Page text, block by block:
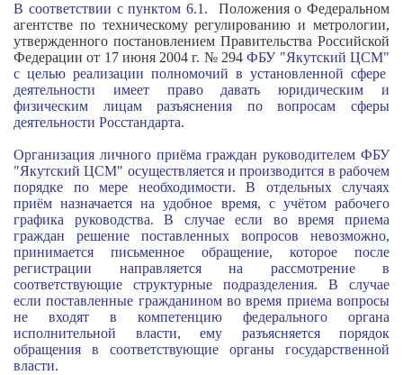
В соответствии с пунктом 6.1.
Положения о Федеральном
агентстве по техническому регулированию и метрологии,
утвержденного постановлением Правительства Российской
Федерации от 17 июня 2004 г. № 294ФБУ "Якутский ЦСМ"
с целью реализации полномочий в установленной сфере
деятельности имеет право давать юридическим и
физическим лицам разъяснения по вопросам сферы
деятельности Росстандарта.
Организация личного приёма граждан руководителем ФБУ
"Якутский ЦСМ" осуществляетсяи производится в рабочем
порядке по мере необходимости. В отдельных случаях
приём назначается на удобное время, с учётом рабочего
графика руководства.В случае если во время приема
граждан решение поставленных вопросов невозможно,
принимается письменное обращение, которое после
регистрации направляется на рассмотрение в
соответствующие структурные подразделения. В случае
если поставленные гражданином во время приема вопросы
не входят в компетенцию федерального органа
исполнительной власти, ему разъясняется порядок
обращения в соответствующие органы государственной
власти.